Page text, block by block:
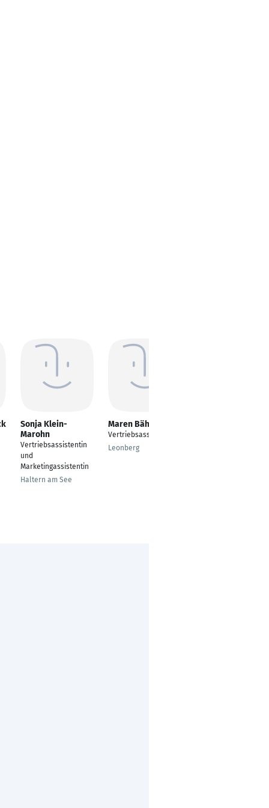
Sonja Klein-
Marohn
Vertriebsassistentin
und
Marketingassistentin
Haltern am See
Maren Bähr
Vertriebsassistentin
Leonberg